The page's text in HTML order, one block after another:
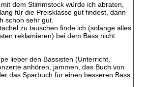
dem Stimmstock würde ich abraten,
für die Preisklasse gut findest, dann
schon sehr gut.
zu tauschen finde ich (solange alles
reklamieren) bei dem Bass nicht
lieber den Bassisten (Unterricht,
anhören, jammen, das Buch von
das Sparbuch für einen besseren Bass